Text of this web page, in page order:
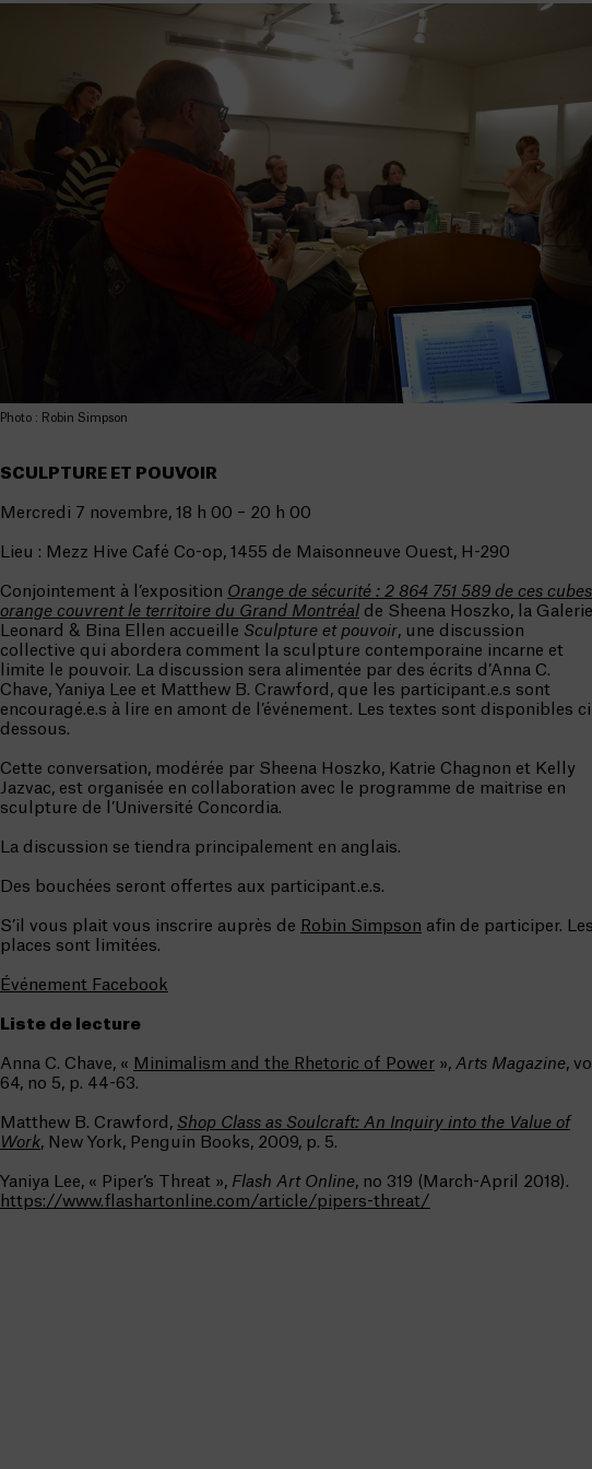
Photo : Robin Simpson
SCULPTURE ET POUVOIR
Mercredi 7 novembre, 18 h 00 – 20 h 00
Lieu : Mezz Hive Café Co-op, 1455 de Maisonneuve Ouest, H-290
Conjointement à l’exposition Orange de sécurité : 2 864 751 589 de ces cubes
orange couvrent le territoire du Grand Montréal de Sheena Hoszko, la Galerie
Leonard & Bina Ellen accueille Sculpture et pouvoir, une discussion
collective qui abordera comment la sculpture contemporaine incarne et
limite le pouvoir. La discussion sera alimentée par des écrits d’Anna C.
Chave, Yaniya Lee et Matthew B. Crawford, que les participant.e.s sont
encouragé.e.s à lire en amont de l’événement. Les textes sont disponibles
dessous.
Cette conversation, modérée par Sheena Hoszko, Katrie Chagnon et Kelly
Jazvac, est organisée en collaboration avec le programme de maitrise en
sculpture de l’Université Concordia.
La discussion se tiendra principalement en anglais.
Des bouchées seront offertes aux participant.e.s.
S’il vous plait vous inscrire auprès de Robin Simpson afin de participer. Les
places sont limitées.
Événement Facebook
Liste de lecture
Anna C. Chave, « Minimalism and the Rhetoric of Power », Arts Magazine,
64, no 5, p. 44-63.
Matthew B. Crawford, Shop Class as Soulcraft: An Inquiry into the Value of
Work, New York, Penguin Books, 2009, p. 5.
Yaniya Lee, « Piper’s Threat », Flash Art Online, no 319 (March-April 2018).
https://www.flashartonline.com/article/pipers-threat/